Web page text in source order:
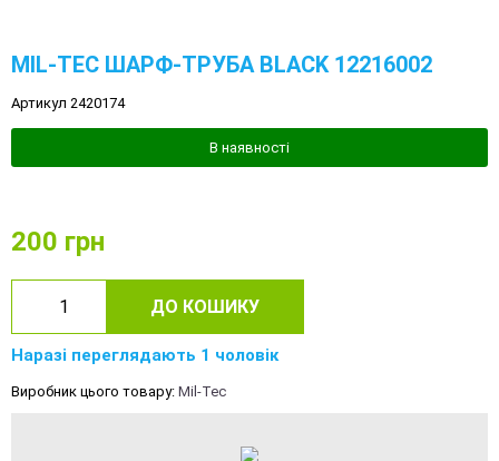
MIL-TEC ШАРФ-ТРУБА BLACK 12216002
Артикул 2420174
В наявності
200 грн
ДО КОШИКУ
Наразі переглядають 1 чоловік
Виробник цього товару: Mil-Tec